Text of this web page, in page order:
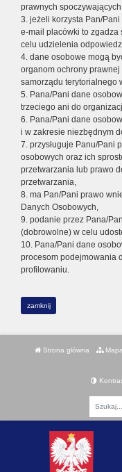
prawnych
3. jeżeli korzysta Pan/
e-mail placówki to zgadza
celu udzielenia
4. dane osobowe mogą
organom ochrony
samorządu terytorialnego
5. Pana/Pani dane
trzeciego ani do
6. Pana/Pani dane
i w zakresie niezbędnym
7. przysługuje Panu/Pani
osobowych oraz ich
przetwarzania lub prawo
przetwarzania,
8. ma Pan/Pani prawo
Danych Osobowych,
9. podanie przez Pana/
(dobrowolne) w celu
10. Pana/Pani dane
procesom podejmowania
profilowaniu.
zamknij
Strona główna